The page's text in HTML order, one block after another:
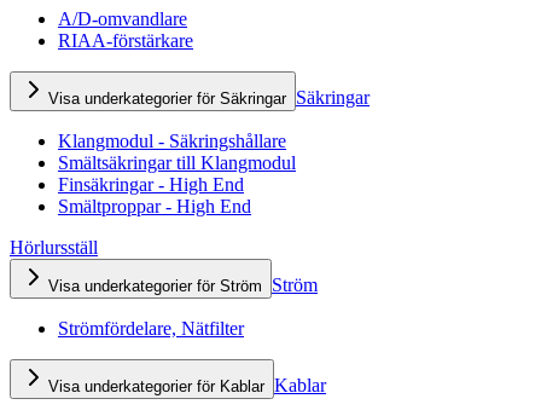
A/D-omvandlare
RIAA-förstärkare
Visa underkategorier för Säkringar Säkringar
Klangmodul - Säkringshållare
Smältsäkringar till Klangmodul
Finsäkringar - High End
Smältproppar - High End
Hörlursställ
Visa underkategorier för Ström Ström
Strömfördelare, Nätfilter
Visa underkategorier för Kablar Kablar